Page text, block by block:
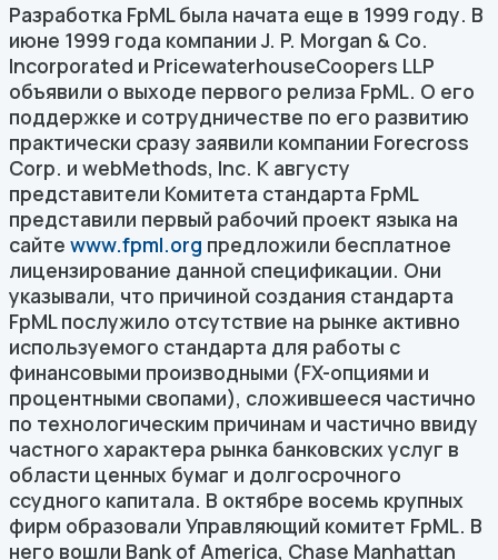
Разработка FpML была начата еще в 1999 году. В
июне 1999 года компании J. P. Morgan & Co.
Incorporated и PricewaterhouseCoopers LLP
объявили о выходе первого релиза FpML. О его
поддержке и сотрудничестве по его развитию
практически сразу заявили компании Forecross
Corp. и webMethods, Inc. К августу
представители Комитета стандарта FpML
представили первый рабочий проект языка на
сайте www.fpml.org предложили бесплатное
лицензирование данной спецификации. Они
указывали, что причиной создания стандарта
FpML послужило отсутствие на рынке активно
используемого стандарта для работы с
финансовыми производными (FX-опциями и
процентными свопами), сложившееся частично
по технологическим причинам и частично ввиду
частного характера рынка банковских услуг в
области ценных бумаг и долгосрочного
ссудного капитала. В октябре восемь крупных
фирм образовали Управляющий комитет FpML. В
него вошли Bank of America, Chase Manhattan